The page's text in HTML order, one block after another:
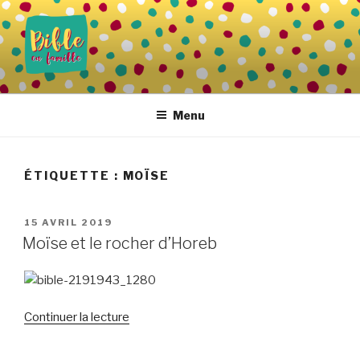
Aller
au
contenu
principal
BIBLE EN FAMILLE
Vivre la Parole de Dieu au quotidien
Menu
ÉTIQUETTE : MOÏSE
PUBLIÉ
LE
15 AVRIL 2019
Moïse et le rocher d’Horeb
Continuer la lecture